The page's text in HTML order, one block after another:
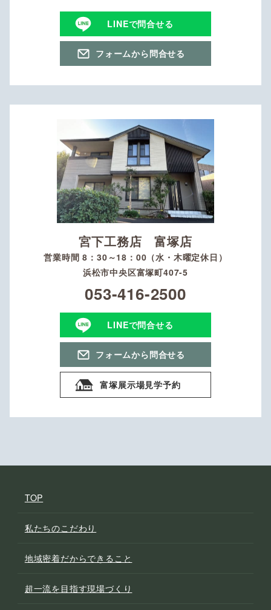
LINEで問合せる
フォームから問合せる
宮下工務店 富塚店
営業時間 8：30～18：00（水・木曜定休日）
浜松市中央区富塚町407-5
053-416-2500
LINEで問合せる
フォームから問合せる
富塚展示場見学予約
TOP
私たちのこだわり
地域密着だからできること
超一流を目指す現場づくり